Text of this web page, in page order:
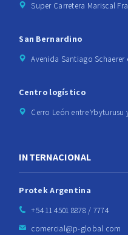
Super Carretera Mariscal
San Bernardino
Avenida Santiago
Centro logístico
Cerro León entre
INTERNACIONAL
Protek Argentina
+54 11 4501 8878 / 7774
comercial@p-global.com